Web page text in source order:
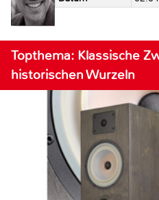
Topthema: Klassische
historischen Wurzeln